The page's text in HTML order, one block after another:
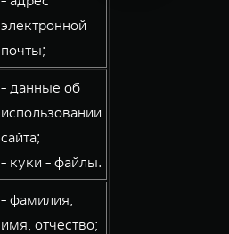
электронной
почты;
- данные об
использовании
сайта;
- куки - файлы.
- фамилия,
имя, отчество;